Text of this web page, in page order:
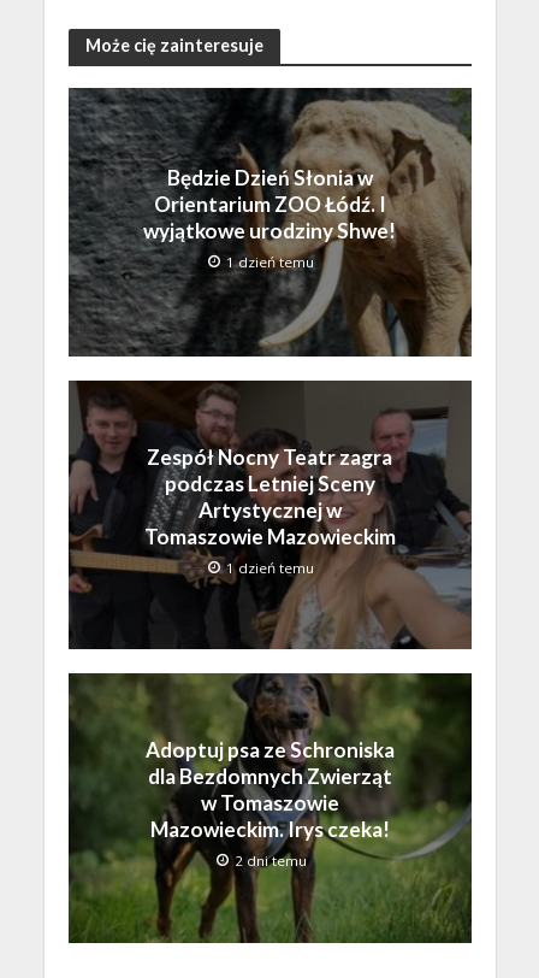
Może cię zainteresuje
Będzie Dzień Słonia w
Orientarium ZOO Łódź. I
wyjątkowe urodziny Shwe!
1 dzień temu
Zespół Nocny Teatr zagra
podczas Letniej Sceny
Artystycznej w
Tomaszowie Mazowieckim
1 dzień temu
Adoptuj psa ze Schroniska
dla Bezdomnych Zwierząt
w Tomaszowie
Mazowieckim. Irys czeka!
2 dni temu